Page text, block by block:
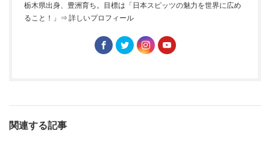
栃木県出身、豊洲育ち。目標は「日本スピッツの魅力を世界に広め
ること！」 ⇒ 詳しいプロフィール
関連する記事